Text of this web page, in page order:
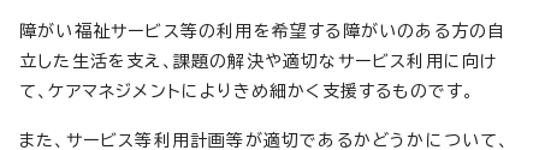
障がい福祉サービス等の利用を希望する障がいのある方の自
立した生活を支え、課題の解決や適切なサービス利用に向け
て、ケアマネジメントによりきめ細かく支援するものです。
また、サービス等利用計画等が適切であるかどうかについて、